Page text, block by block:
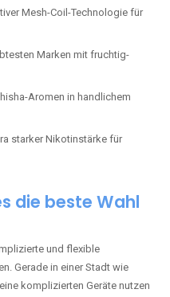
Mesh-Coil-Technologie für
Marken mit fruchtig-
Aromen in handlichem
starker Nikotinstärke für
die beste Wahl
und flexible
Gerade in einer Stadt wie
komplizierten Geräte nutzen